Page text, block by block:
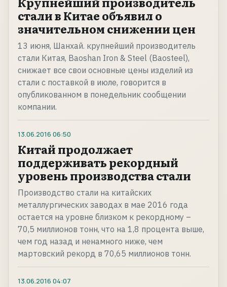
стали в Китае объявил о
значительном снижении цен
13 июня, Шанхай. крупнейший производитель
стали Китая, Baoshan Iron & Steel (Baosteel),
снижает все свои основные цены изделий из
стали с поставкой в июле, говорится в
опубликованном в понедельник сообщении
компании.
13.06.2016 06:50
Китай продолжает
поддерживать рекордный
уровень производства стали
Производство стали на китайских
металлургических заводах в мае 2016 года
остается на уровне близком к рекордному –
70,5 миллионов тонн, что на 1,8 процента выше,
чем год назад и ненамного ниже, чем
мартовский рекорд в 70,65 миллионов тонн.
13.06.2016 04:07